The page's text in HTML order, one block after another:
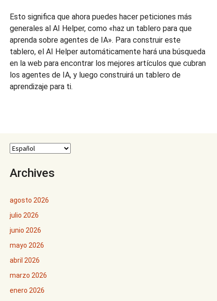
Esto significa que ahora puedes hacer peticiones más
generales al AI Helper, como «haz un tablero para que
aprenda sobre agentes de IA». Para construir este
tablero, el AI Helper automáticamente hará una búsqueda
en la web para encontrar los mejores artículos que cubran
los agentes de IA, y luego construirá un tablero de
aprendizaje para ti.
Archives
agosto 2026
julio 2026
junio 2026
mayo 2026
abril 2026
marzo 2026
enero 2026